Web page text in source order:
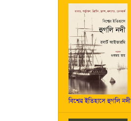
বিশ্বের ইতিহাসে হুগলি নদী